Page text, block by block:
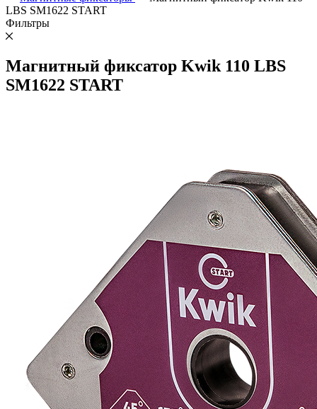
LBS SM1622 START
Фильтры
Магнитный фиксатор Kwik 110 LBS
SM1622 START